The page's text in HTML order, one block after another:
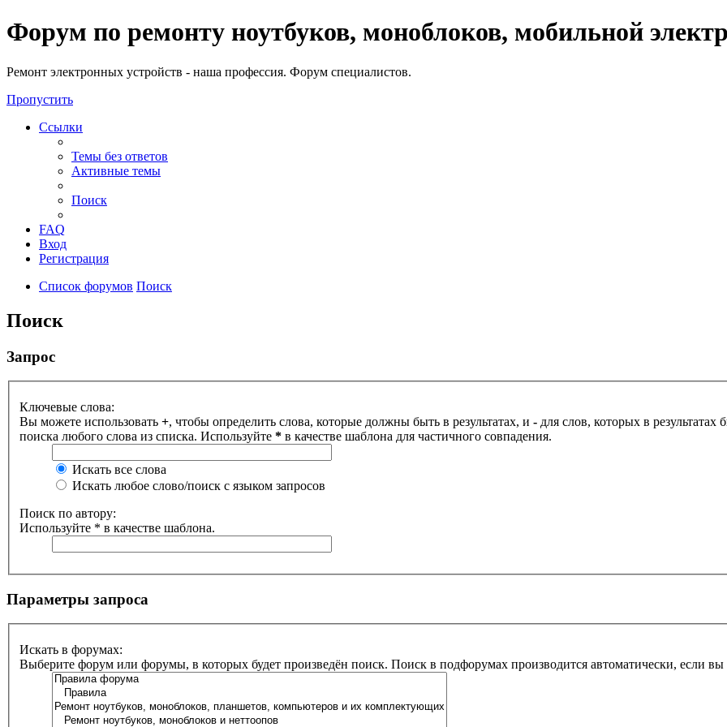
Регистрация
Форум по ремонту ноутбуков, моноблоков, мобильной
Ремонт электронных устройств - наша профессия. Форум специалистов.
Пропустить
Ссылки
Темы без ответов
Активные темы
Поиск
FAQ
Вход
Регистрация
Список форумов Поиск
Поиск
Запрос
Ключевые слова:
Вы можете использовать +, чтобы определить слова, которые должны быть в результатах, и - для слов, которых в
поиска любого слова из списка. Используйте * в качестве шаблона для частичного совпадения.
Искать все слова
Искать любое слово/поиск с языком запросов
Поиск по автору:
Используйте * в качестве шаблона.
Параметры запроса
Искать в форумах:
Выберите форум или форумы, в которых будет произведён поиск. Поиск в подфорумах производится автоматически, если